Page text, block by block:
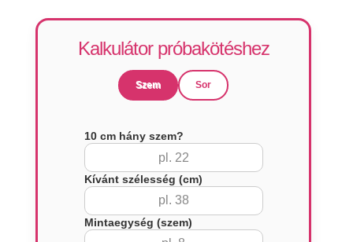
Kalkulátor próbakötéshez
Szem Sor
10 cm hány szem?
Kívánt szélesség (cm)
Mintaegység (szem)